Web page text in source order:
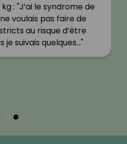
: "J’ai le syndrome de
voulais pas faire de
au risque d’être
je suivais quelques…"